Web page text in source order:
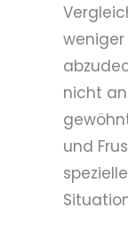
nicht
und